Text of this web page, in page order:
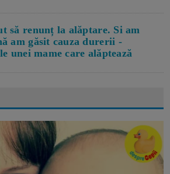
să renunț la alăptare. Si am
am găsit cauza durerii -
unei mame care alăptează